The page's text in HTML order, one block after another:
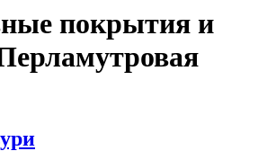
покрытия и